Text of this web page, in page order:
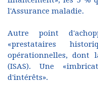
l'Assurance maladie.
Autre point
«prestataires
opérationnelles, dont
(ISAS). Une
d'intérêts».